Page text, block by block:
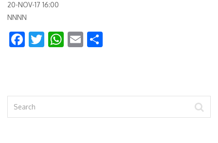
20-NOV-17 16:00
NNNN
Facebook
Twitter
WhatsApp
Email